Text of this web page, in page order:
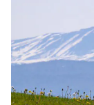
ハンドタオル
ネックゲイター